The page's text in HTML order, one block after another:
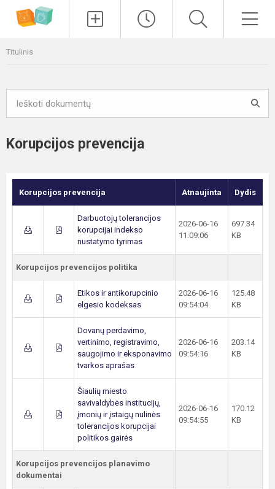
Titulinis
Korupcijos prevencija
Korupcijos prevencija Atnaujinta Dydis
Darbuotojų tolerancijos
korupcijai indekso
nustatymo tyrimas
2026-06-16
11:09:06
697.34
KB
Korupcijos prevencijos politika
Etikos ir antikorupcinio
elgesio kodeksas
2026-06-16
09:54:04
125.48
KB
Dovanų perdavimo,
vertinimo, registravimo,
saugojimo ir eksponavimo
tvarkos aprašas
2026-06-16
09:54:16
203.14
KB
Šiaulių miesto
savivaldybės institucijų,
įmonių ir įstaigų nulinės
tolerancijos korupcijai
politikos gairės
2026-06-16
09:54:55
170.12
KB
Korupcijos prevencijos planavimo
dokumentai